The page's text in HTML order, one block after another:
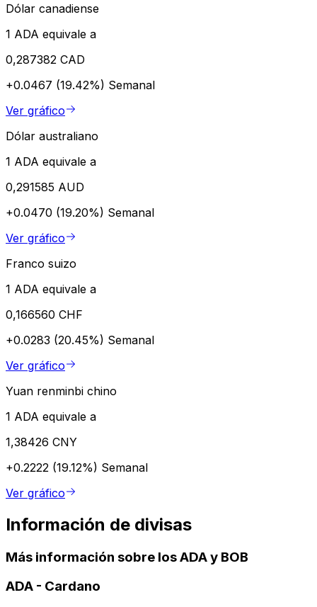
Dólar canadiense
1 ADA equivale a
0,287382 CAD
+0.0467 (19.42%) Semanal
Ver gráfico
Dólar australiano
1 ADA equivale a
0,291585 AUD
+0.0470 (19.20%) Semanal
Ver gráfico
Franco suizo
1 ADA equivale a
0,166560 CHF
+0.0283 (20.45%) Semanal
Ver gráfico
Yuan renminbi chino
1 ADA equivale a
1,38426 CNY
+0.2222 (19.12%) Semanal
Ver gráfico
Información de divisas
Más información sobre los ADA y BOB
ADA - Cardano